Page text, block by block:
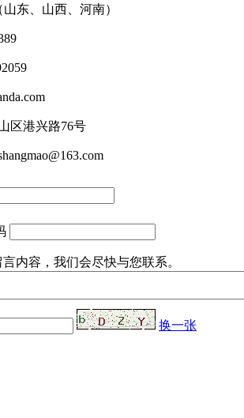
东、山西、河南）
区港兴路76号
内容，我们会尽快与您联系。
换一张